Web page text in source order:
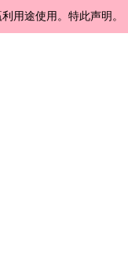
用途使用。特此声明。